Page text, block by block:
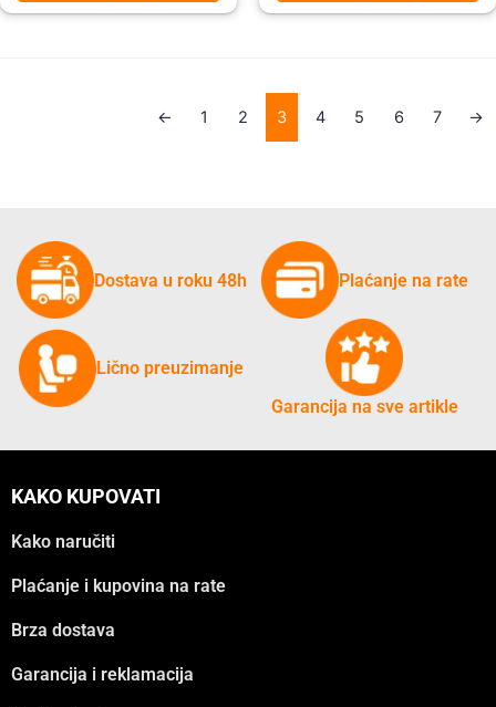
← 1 2 3 4 5 6 7 →
Dostava u roku 48h Plaćanje na rate
Lično preuzimanje
Garancija na sve artikle
KAKO KUPOVATI
Kako naručiti
Plaćanje i kupovina na rate
Brza dostava
Garancija i reklamacija